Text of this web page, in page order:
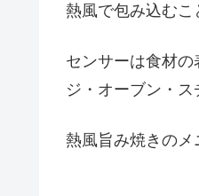
熱風で包み込むこ
センサーは食材
ジ・オーブン・ス
熱風旨み焼きのメ